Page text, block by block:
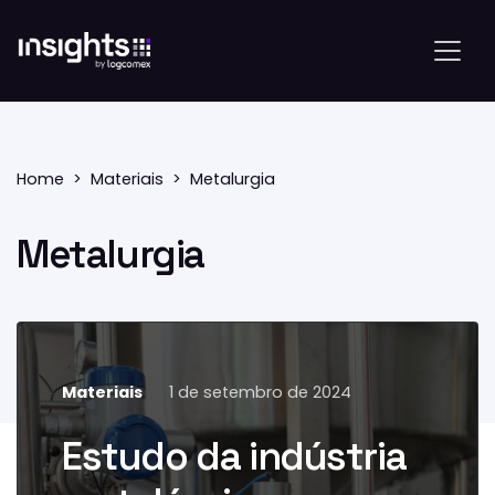
Home Materiais Metalurgia
Metalurgia
Materiais 1 de setembro de 2024
Estudo da indústria
O estudo da indústria
metalúrgica: máquinas e
equipamentos traz um
levantamento completo sobre